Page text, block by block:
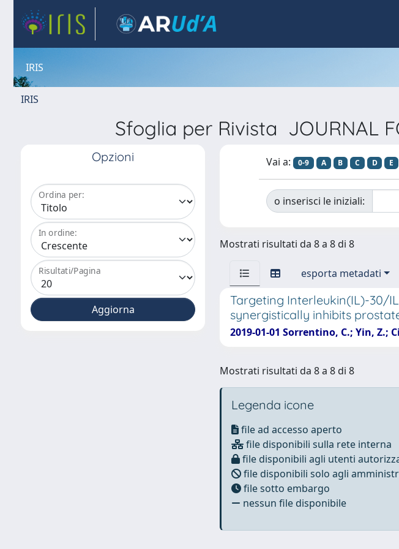
IRIS
IRIS
Sfoglia per Rivista JOURNAL
Opzioni
Ordina per:
In ordine:
Risultati/Pagina
Vai a: 0-9 A B C D E
o inserisci le iniziali:
Mostrati risultati da 8 a 8 di 8
esporta metadati
Targeting Interleukin(IL)-30/
synergistically inhibits
2019-01-01 Sorrentino, C.; Yin, Z.;
Mostrati risultati da 8 a 8 di 8
Legenda icone
file ad accesso aperto
file disponibili sulla rete interna
file disponibili agli utenti
file disponibili solo agli
file sotto embargo
nessun file disponibile